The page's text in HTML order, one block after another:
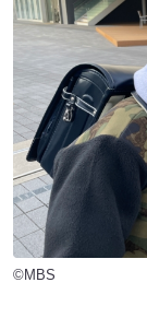
©MBS